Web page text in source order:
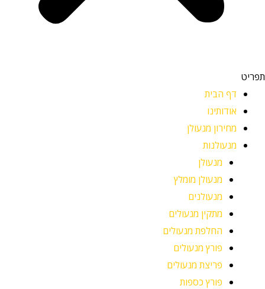
תפריט
דף הבית
אודותינו
מחירון מנעולן
מנעולנות
מנעולן
מנעולן מומלץ
מנעולנים
מתקין מנעולים
החלפת מנעולים
פורץ מנעולים
פריצת מנעולים
פורץ כספות